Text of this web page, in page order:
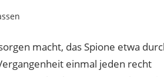
macht, das Spione etwa
einmal jeden recht